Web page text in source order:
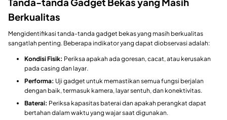
Berkualitas
Mengidentifikasi tanda-tanda gadget bekas yang masih berkualitas
sangatlah penting. Beberapa indikator yang dapat diobservasi adalah:
Kondisi Fisik: Periksa apakah ada goresan, cacat, atau kerusakan
pada casing dan layar.
Performa: Uji gadget untuk memastikan semua fungsi berjalan
dengan baik, termasuk kamera, layar sentuh, dan konektivitas.
Baterai: Periksa kapasitas baterai dan apakah perangkat dapat
bertahan dalam waktu yang wajar saat digunakan.